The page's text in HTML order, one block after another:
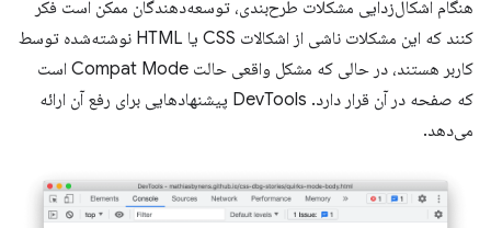
هنگام اشکال‌زدایی مشکلات طرح‌بندی، توسعه‌دهندگان ممکن است فکر
کنند که این مشکلات ناشی از اشکالات CSS یا HTML نوشته‌شده توسط
کاربر هستند، در حالی که مشکل واقعی حالت Compat Mode است
که صفحه در آن قرار دارد. DevTools پیشنهادهایی برای رفع آن ارائه
می‌دهد.